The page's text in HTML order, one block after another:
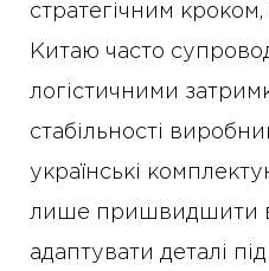
стратегічним
Китаю часто
логістичними
стабільності
українські
лише пришвидшити
адаптувати деталі